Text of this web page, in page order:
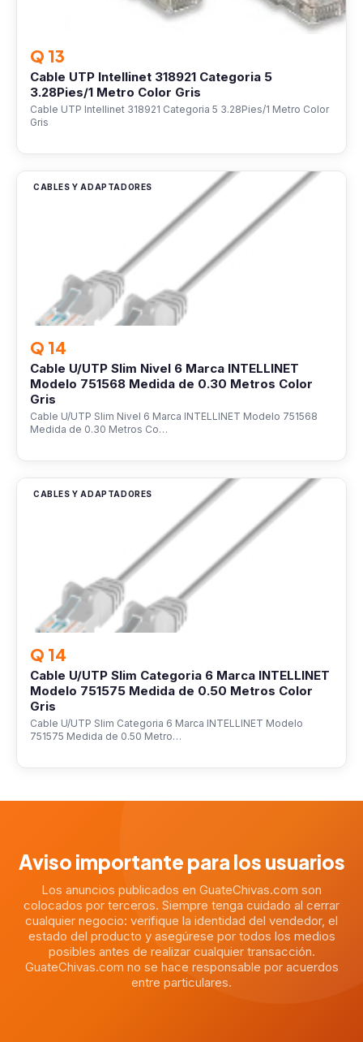
Q 13
Cable UTP Intellinet 318921 Categoria 5
3.28Pies/1 Metro Color Gris
Cable UTP Intellinet 318921 Categoria 5 3.28Pies/1 Metro Color
Gris
CABLES Y ADAPTADORES
Q 14
Cable U/UTP Slim Nivel 6 Marca INTELLINET
Modelo 751568 Medida de 0.30 Metros Color
Gris
Cable U/UTP Slim Nivel 6 Marca INTELLINET Modelo 751568
Medida de 0.30 Metros Co…
CABLES Y ADAPTADORES
Q 14
Cable U/UTP Slim Categoria 6 Marca INTELLINET
Modelo 751575 Medida de 0.50 Metros Color
Gris
Cable U/UTP Slim Categoria 6 Marca INTELLINET Modelo
751575 Medida de 0.50 Metro…
Aviso importante para los usuarios
Los anuncios publicados en GuateChivas.com son
colocados por terceros. Siempre tenga cuidado al cerrar
cualquier negocio: verifique la identidad del vendedor, el
estado del producto y asegúrese por todos los medios
posibles antes de realizar cualquier transacción.
GuateChivas.com no se hace responsable por acuerdos
entre particulares.